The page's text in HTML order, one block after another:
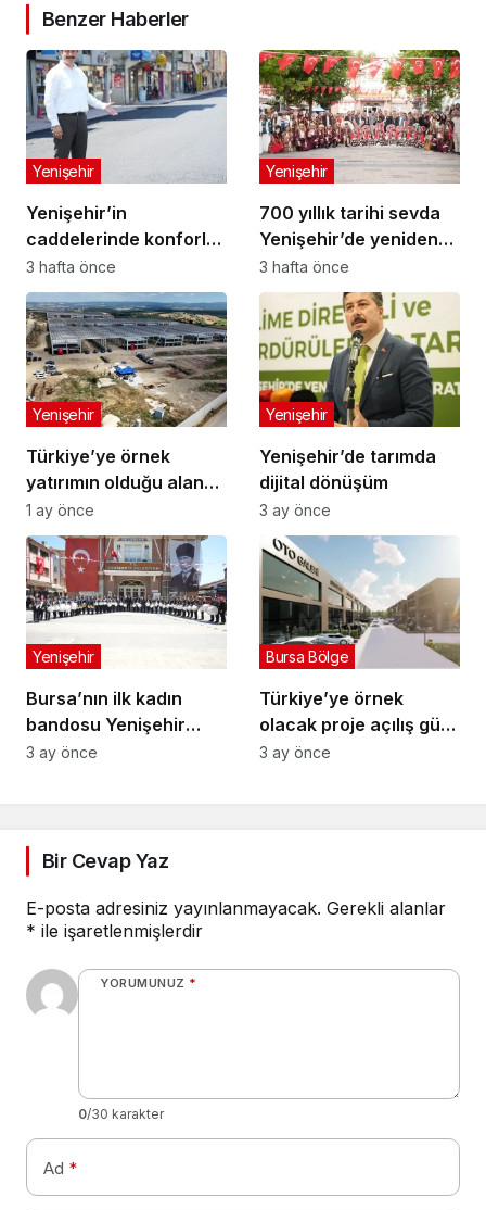
Benzer Haberler
Yenişehir’in
caddelerinde konforlu
yolculuk
Yenişehir
3 hafta önce
700 yıllık tarihi sevda
Yenişehir’de yeniden
hayat buldu
Yenişehir
3 hafta önce
Türkiye’ye örnek
yatırımın olduğu alana
jandarma karakolu
yapılıyor
Yenişehir
1 ay önce
Yenişehir’de tarımda
dijital dönüşüm
Yenişehir
3 ay önce
Bursa’nın ilk kadın
bandosu Yenişehir
sokaklarında
Yenişehir
3 ay önce
Türkiye’ye örnek
olacak proje açılış gün
sayıyor
Bursa Bölge
3 ay önce
Bir Cevap Yaz
E-posta adresiniz yayınlanmayacak. Gerekli alanlar
* ile işaretlenmişlerdir
YORUMUNUZ *
0/30 karakter
Ad *